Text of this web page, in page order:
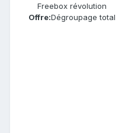
Freebox révolution
Offre:Dégroupage total